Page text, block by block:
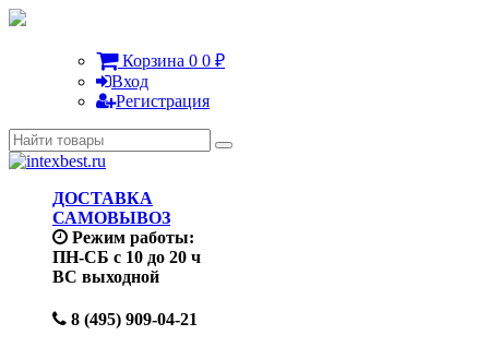
Корзина 0 0 ₽
Вход
Регистрация
ДОСТАВКА
САМОВЫВОЗ
Режим работы:
ПН-СБ с 10 до 20 ч
ВС выходной
8 (495) 909-04-21